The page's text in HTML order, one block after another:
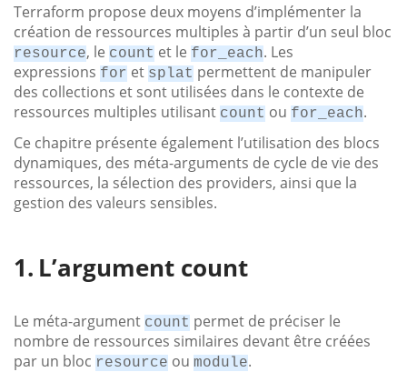
Terraform propose deux moyens d’implémenter la
création de ressources multiples à partir d’un seul bloc
resource, le count et le for_each. Les
expressions for et splat permettent de manipuler
des collections et sont utilisées dans le contexte de
ressources multiples utilisant count ou for_each.
Ce chapitre présente également l’utilisation des blocs
dynamiques, des méta-arguments de cycle de vie des
ressources, la sélection des providers, ainsi que la
gestion des valeurs sensibles.
L’argument count
Le méta-argument count permet de préciser le
nombre de ressources similaires devant être créées
par un bloc resource ou module.